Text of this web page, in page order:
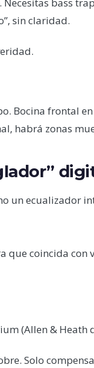
sin claridad.
Bocina frontal
habrá zonas
un ecualizador
coincida con
(Allen & Heath
Solo